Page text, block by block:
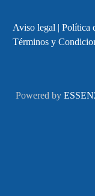
Aviso legal | Política
Términos y
Powered by